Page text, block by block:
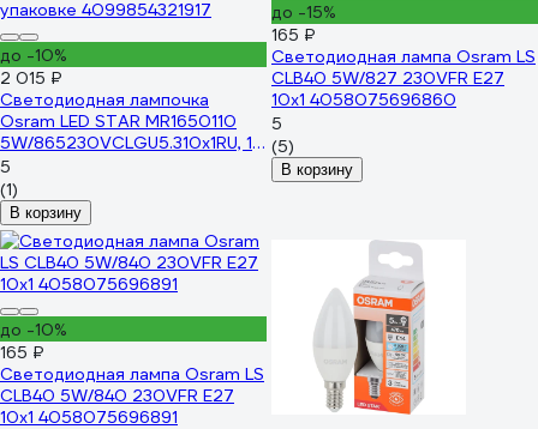
до -10%
2 015 ₽
Светодиодная лампочка
Osram LED STAR MR1650110
5W/865230VCLGU5.310x1RU, 10
лампочек в групповой
упаковке 4099854321917
5
(1)
В корзину
до -15%
165 ₽
Светодиодная лампа Osram LS
CLB40 5W/827 230VFR E27
10x1 4058075696860
5
(5)
В корзину
до -10%
165 ₽
Светодиодная лампа Osram LS
CLB40 5W/840 230VFR E27
10x1 4058075696891